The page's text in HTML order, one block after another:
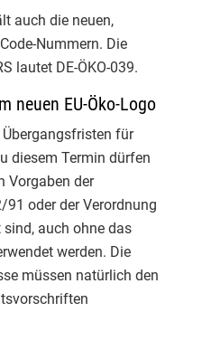
Ein starker
des
Bio-
als Prüfer:in
macht
auch die neuen,
Nummern. Die
lautet DE-ÖKO-039.
neuen EU-Öko-Logo
für
diesem Termin dürfen
Vorgaben der
91 oder der Verordnung
auch ohne das
werden. Die
müssen natürlich den